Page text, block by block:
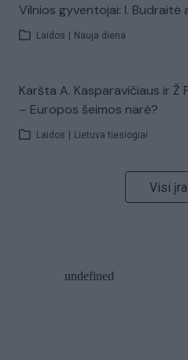
Vilnios gyventojai: I. Budraitė
Laidos Nauja diena
Karšta A. Kasparavičiaus ir Ž
– Europos šeimos narė?
Laidos Lietuva tiesiogiai
Visi